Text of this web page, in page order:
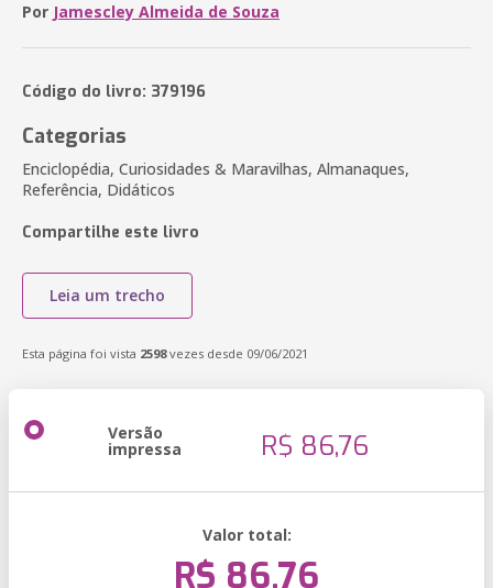
Por Jamescley Almeida de Souza
Código do livro: 379196
Categorias
Enciclopédia, Curiosidades & Maravilhas, Almanaques,
Referência, Didáticos
Compartilhe este livro
Leia um trecho
Esta página foi vista 2598vezes desde 09/06/2021
Versão
impressa R$ 86,76
Valor total:
R$ 86,76